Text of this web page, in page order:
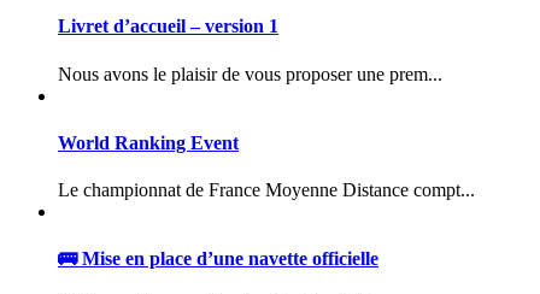
Livret d’accueil – version 1
Nous avons le plaisir de vous proposer une prem...
World Ranking Event
Le championnat de France Moyenne Distance compt...
🚌 Mise en place d’une navette officielle